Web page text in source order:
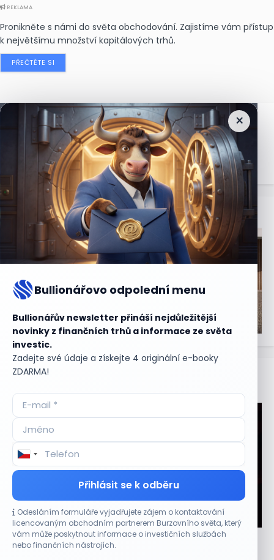
REKLAMA
Pronikněte s námi do světa obchodování. Zajistíme vám přístup
k největšímu množství kapitálových trhů.
PŘEČTĚTE SI
×
Bullionářovo odpolední menu
Bullionářův newsletter přináší nejdůležitější
novinky z finančních trhů a informace ze světa
investic.
Zadejte své údaje a získejte 4 originální e-booky
ZDARMA!
Přihlásit se k odběru
Odesláním formuláře vyjadřujete zájem o kontaktování
licencovaným obchodním partnerem Burzovního světa, který
vám může poskytnout informace o investičních službách
nebo finančních nástrojích.
Nejčtenějšízprávy
Aktuální
CO HÝBE TRHEM
Plány Starlinku srazily akcie T-Mobile, AT&T a